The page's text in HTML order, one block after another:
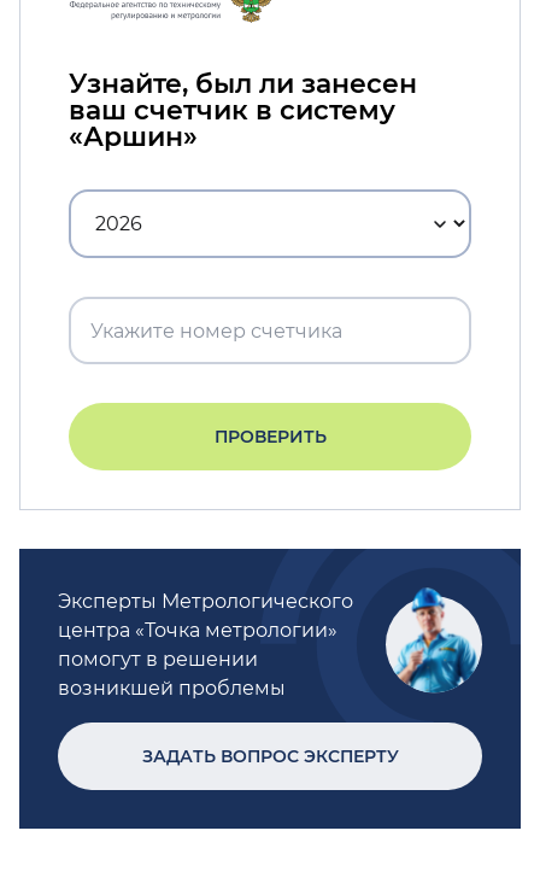
Узнайте, был ли занесен
ваш счетчик в систему
«Аршин»
ПРОВЕРИТЬ
Эксперты Метрологического
центра «Точка метрологии»
помогут в решении
возникшей проблемы
ЗАДАТЬ ВОПРОС ЭКСПЕРТУ